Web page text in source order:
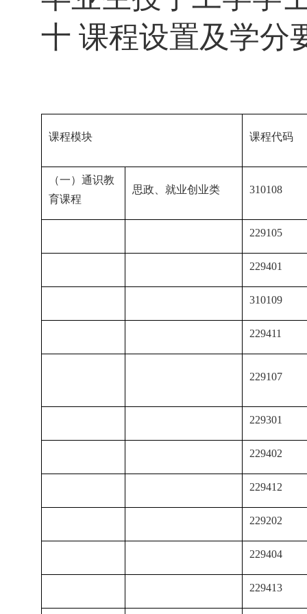
十 课程设置及学分
课程模块 课程代码
（一）通识教
育课程
思政、就业创业类 310108
229105
229401
310109
229411
229107
229301
229402
229412
229202
229404
229413